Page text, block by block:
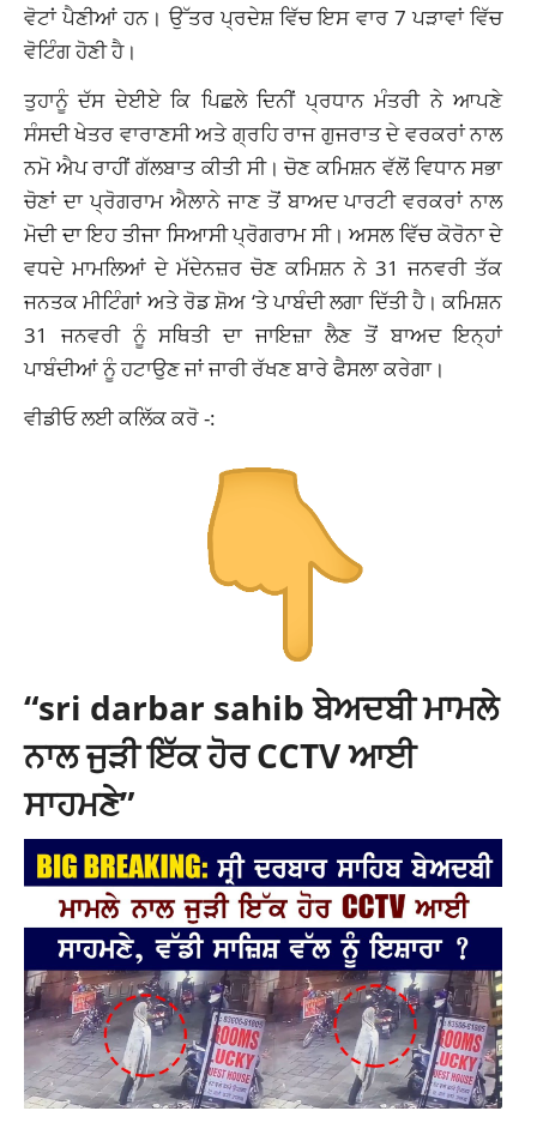
ਵੋਟਾਂ ਪੈਣੀਆਂ ਹਨ। ਉੱਤਰ ਪ੍ਰਦੇਸ਼ ਵਿੱਚ ਇਸ ਵਾਰ 7 ਪੜਾਵਾਂ ਵਿੱਚ
ਵੋਟਿੰਗ ਹੋਣੀ ਹੈ।
ਤੁਹਾਨੂੰ ਦੱਸ ਦੇਈਏ ਕਿ ਪਿਛਲੇ ਦਿਨੀਂ ਪ੍ਰਧਾਨ ਮੰਤਰੀ ਨੇ ਆਪਣੇ
ਸੰਸਦੀ ਖੇਤਰ ਵਾਰਾਣਸੀ ਅਤੇ ਗ੍ਰਹਿ ਰਾਜ ਗੁਜਰਾਤ ਦੇ ਵਰਕਰਾਂ ਨਾਲ
ਨਮੋ ਐਪ ਰਾਹੀਂ ਗੱਲਬਾਤ ਕੀਤੀ ਸੀ। ਚੋਣ ਕਮਿਸ਼ਨ ਵੱਲੋਂ ਵਿਧਾਨ ਸਭਾ
ਚੋਣਾਂ ਦਾ ਪ੍ਰੋਗਰਾਮ ਐਲਾਨੇ ਜਾਣ ਤੋਂ ਬਾਅਦ ਪਾਰਟੀ ਵਰਕਰਾਂ ਨਾਲ
ਮੋਦੀ ਦਾ ਇਹ ਤੀਜਾ ਸਿਆਸੀ ਪ੍ਰੋਗਰਾਮ ਸੀ। ਅਸਲ ਵਿੱਚ ਕੋਰੋਨਾ ਦੇ
ਵਧਦੇ ਮਾਮਲਿਆਂ ਦੇ ਮੱਦੇਨਜ਼ਰ ਚੋਣ ਕਮਿਸ਼ਨ ਨੇ 31 ਜਨਵਰੀ ਤੱਕ
ਜਨਤਕ ਮੀਟਿੰਗਾਂ ਅਤੇ ਰੋਡ ਸ਼ੋਅ ‘ਤੇ ਪਾਬੰਦੀ ਲਗਾ ਦਿੱਤੀ ਹੈ। ਕਮਿਸ਼ਨ
31 ਜਨਵਰੀ ਨੂੰ ਸਥਿਤੀ ਦਾ ਜਾਇਜ਼ਾ ਲੈਣ ਤੋਂ ਬਾਅਦ ਇਨ੍ਹਾਂ
ਪਾਬੰਦੀਆਂ ਨੂੰ ਹਟਾਉਣ ਜਾਂ ਜਾਰੀ ਰੱਖਣ ਬਾਰੇ ਫੈਸਲਾ ਕਰੇਗਾ।
ਵੀਡੀਓ ਲਈ ਕਲਿੱਕ ਕਰੋ -:
“sri darbar sahib ਬੇਅਦਬੀ ਮਾਮਲੇ
ਨਾਲ ਜੁੜੀ ਇੱਕ ਹੋਰ CCTV ਆਈ
ਸਾਹਮਣੇ”